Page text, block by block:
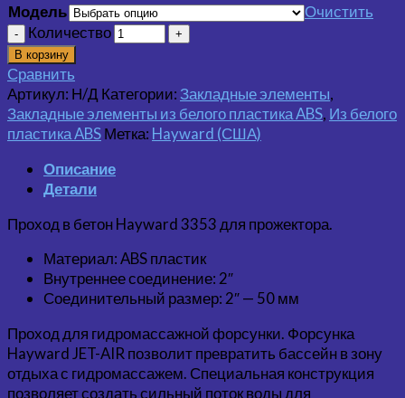
Модель
Очистить
Количество
В корзину
Сравнить
Артикул: Н/Д Категории: Закладные элементы,
Закладные элементы из белого пластика ABS, Из белого
пластика ABSМетка: Hayward (США)
Описание
Детали
Проход в бетон Hayward 3353 для прожектора.
Материал: ABS пластик
Внутреннее соединение: 2″
Соединительный размер: 2″ — 50 мм
Проход для гидромассажной форсунки. Форсунка
Hayward JET-AIR позволит превратить бассейн в зону
отдыха с гидромассажем. Специальная конструкция
позволяет создать сильный поток воды для